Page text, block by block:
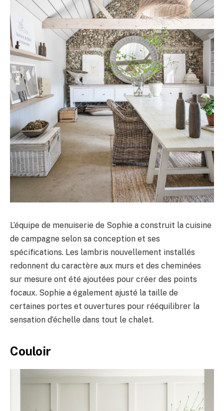
L’équipe de menuiserie de Sophie a construit la cuisine
de campagne selon sa conception et ses
spécifications. Les lambris nouvellement installés
redonnent du caractère aux murs et des cheminées
sur mesure ont été ajoutées pour créer des points
focaux. Sophie a également ajusté la taille de
certaines portes et ouvertures pour rééquilibrer la
sensation d’échelle dans tout le chalet.
Couloir